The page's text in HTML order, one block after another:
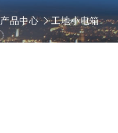
产品中心 工地小电箱